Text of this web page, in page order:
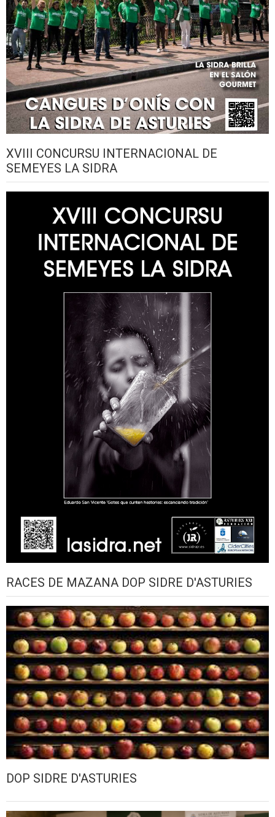
XVIII CONCURSU INTERNACIONAL DE
SEMEYES LA SIDRA
RACES DE MAZANA DOP SIDRE D'ASTURIES
DOP SIDRE D'ASTURIES